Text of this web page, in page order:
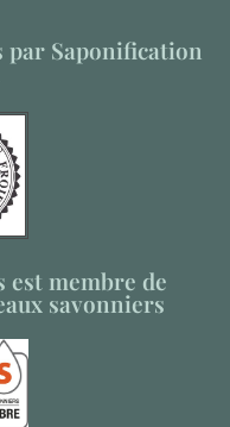
par Saponification
est membre de
savonniers